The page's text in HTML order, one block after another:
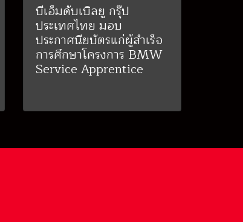
บีเอ็มดับเบิลยู กรุ๊ป
ประเทศไทย มอบ
ประกาศนียบัตรแก่ผู้สำเร็จ
การศึกษาโครงการ BMW
Service Apprentice